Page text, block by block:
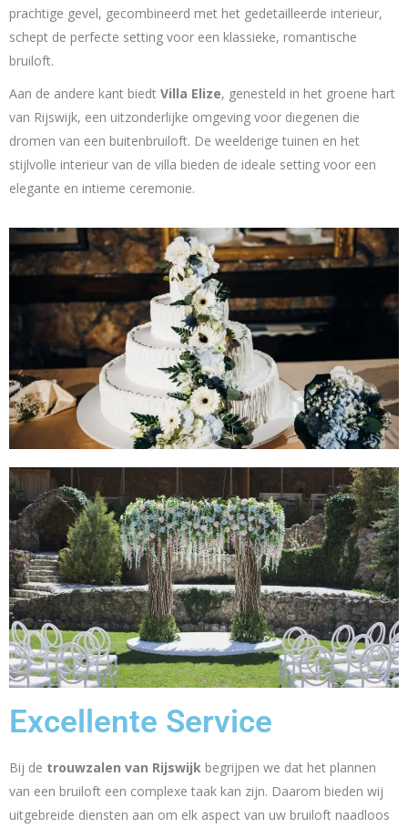
prachtige gevel, gecombineerd met het gedetailleerde interieur,
schept de perfecte setting voor een klassieke, romantische
bruiloft.
Aan de andere kant biedt Villa Elize, genesteld in het groene hart
van Rijswijk, een uitzonderlijke omgeving voor diegenen die
dromen van een buitenbruiloft. De weelderige tuinen en het
stijlvolle interieur van de villa bieden de ideale setting voor een
elegante en intieme ceremonie.
Excellente Service
Bij de trouwzalen van Rijswijk begrijpen we dat het plannen
van een bruiloft een complexe taak kan zijn. Daarom bieden wij
uitgebreide diensten aan om elk aspect van uw bruiloft naadloos